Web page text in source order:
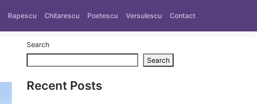
Rapescu Chitarescu Poetescu Versulescu Contact
Search
Search
Recent Posts